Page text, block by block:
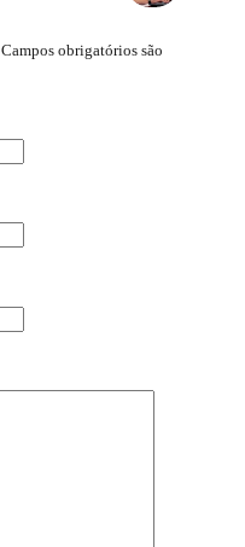
Campos obrigatórios são